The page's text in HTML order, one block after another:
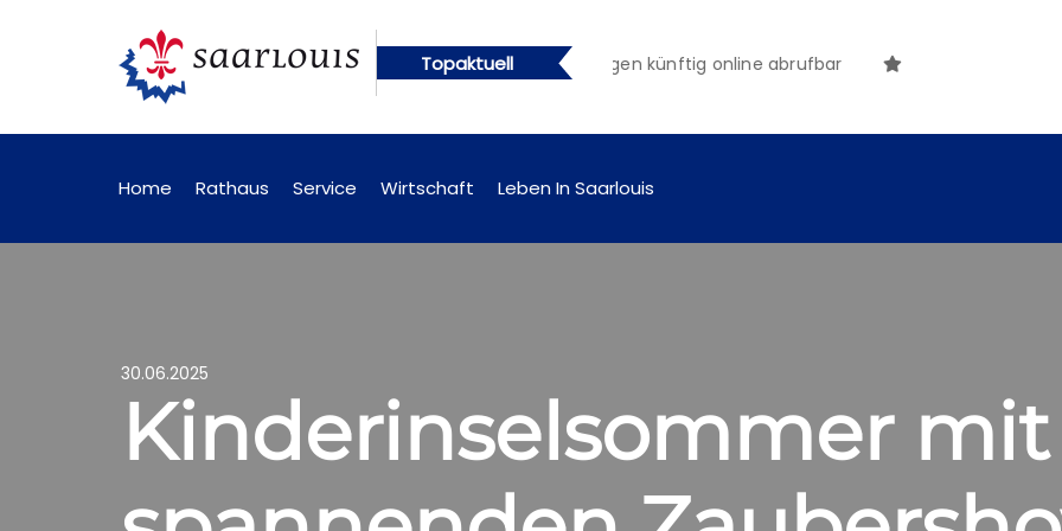
Topaktuell
künftig online abrufbar Öffentliche Bekanntmachungen künftig online abrufbar
Home Rathaus Service Wirtschaft Leben In Saarlouis
30.06.2025
Kinderinselsommer mit